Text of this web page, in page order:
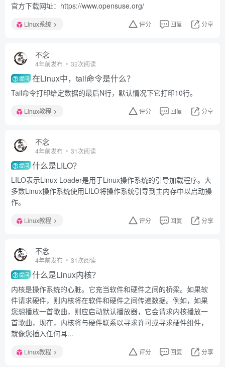
官方下载网址：https://www.opensuse.org/
Linux系统 评分 回复 分享
不念
4年前发布 32次阅读
提问 在Linux中，tail命令是什么？
Tail命令打印给定数据的最后N行，默认情况下它打印10行。
Linux教程 评分 回复 分享
不念
4年前发布 31次阅读
提问 什么是LILO？
LILO表示Linux Loader是用于Linux操作系统的引导加载程序。大
多数Linux操作系统使用LILO将操作系统引导到主内存中以启动操
作。
Linux教程 评分 回复 分享
不念
4年前发布 31次阅读
提问 什么是Linux内核？
内核是操作系统的心脏。它充当软件和硬件之间的桥梁。如果软
件请求硬件，则内核将在软件和硬件之间传递数据。例如，如果
您想播放一首歌曲，则应启动默认播放器，它会请求内核播放一
首歌曲，现在，内核将与硬件联系以寻求许可或寻求硬件组件，
就像您插入任何耳...
Linux教程 评分 回复 分享